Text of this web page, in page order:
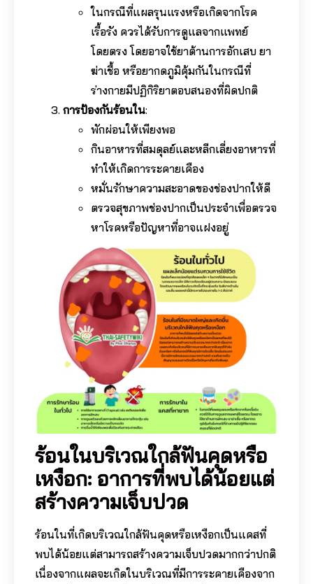
ในกรณีที่แผลรุนแรงหรือเกิดจากโรค
เรื้อรัง ควรได้รับการดูแลจากแพทย์
โดยตรง โดยอาจใช้ยาต้านการอักเสบ ยา
ฆ่าเชื้อ หรือยากดภูมิคุ้มกันในกรณีที่
ร่างกายมีปฏิกิริยาตอบสนองที่ผิดปกติ
การป้องกันร้อนใน:
พักผ่อนให้เพียงพอ
กินอาหารที่สมดุลย์และหลีกเลี่ยงอาหารที่
ทำให้เกิดการระคายเคือง
หมั่นรักษาความสะอาดของช่องปากให้ดี
ตรวจสุขภาพช่องปากเป็นประจำเพื่อตรวจ
หาโรคหรือปัญหาที่อาจแฝงอยู่
ร้อนในบริเวณใกล้ฟันคุดหรือ
เหงือก: อาการที่พบได้น้อยแต่
สร้างความเจ็บปวด
ร้อนในที่เกิดบริเวณใกล้ฟันคุดหรือเหงือกเป็นแคสที่
พบได้น้อยแต่สามารถสร้างความเจ็บปวดมากกว่าปกติ
เนื่องจากแผลจะเกิดในบริเวณที่มีการระคายเคืองจาก